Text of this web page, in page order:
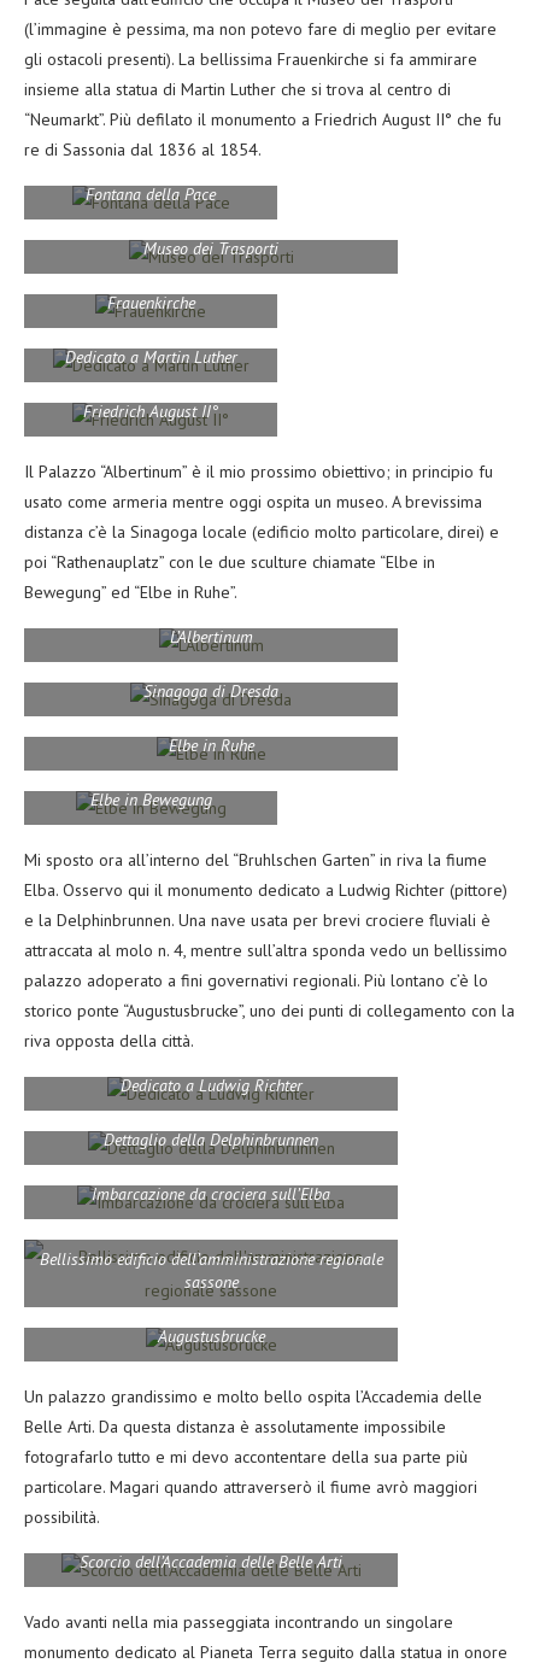
(l’immagine è pessima, ma non potevo fare di meglio per evitare
gli ostacoli presenti). La bellissima Frauenkirche si fa ammirare
insieme alla statua di Martin Luther che si trova al centro di
“Neumarkt”. Più defilato il monumento a Friedrich August II° che fu
re di Sassonia dal 1836 al 1854.
Fontana della Pace
Museo dei Trasporti
Frauenkirche
Dedicato a Martin Luther
Friedrich August II°
Il Palazzo “Albertinum” è il mio prossimo obiettivo; in principio fu
usato come armeria mentre oggi ospita un museo. A brevissima
distanza c’è la Sinagoga locale (edificio molto particolare, direi) e
poi “Rathenauplatz” con le due sculture chiamate “Elbe in
Bewegung” ed “Elbe in Ruhe”.
L’Albertinum
Sinagoga di Dresda
Elbe in Ruhe
Elbe in Bewegung
Mi sposto ora all’interno del “Bruhlschen Garten” in riva la fiume
Elba. Osservo qui il monumento dedicato a Ludwig Richter (pittore)
e la Delphinbrunnen. Una nave usata per brevi crociere fluviali è
attraccata al molo n. 4, mentre sull’altra sponda vedo un bellissimo
palazzo adoperato a fini governativi regionali. Più lontano c’è lo
storico ponte “Augustusbrucke”, uno dei punti di collegamento con la
riva opposta della città.
Dedicato a Ludwig Richter
Dettaglio della Delphinbrunnen
Imbarcazione da crociera sull’Elba
Bellissimo edificio dell’amministrazione regionale
sassone
Augustusbrucke
Un palazzo grandissimo e molto bello ospita l’Accademia delle
Belle Arti. Da questa distanza è assolutamente impossibile
fotografarlo tutto e mi devo accontentare della sua parte più
particolare. Magari quando attraverserò il fiume avrò maggiori
possibilità.
Scorcio dell’Accademia delle Belle Arti
Vado avanti nella mia passeggiata incontrando un singolare
monumento dedicato al Pianeta Terra seguito dalla statua in onore